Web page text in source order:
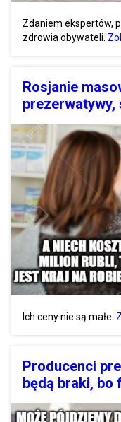
Zdaniem ekspertów,
zdrowia obywateli.
Rosjanie
prezerwatywy,
Ich ceny nie są małe.
Producenci
będą braki, bo